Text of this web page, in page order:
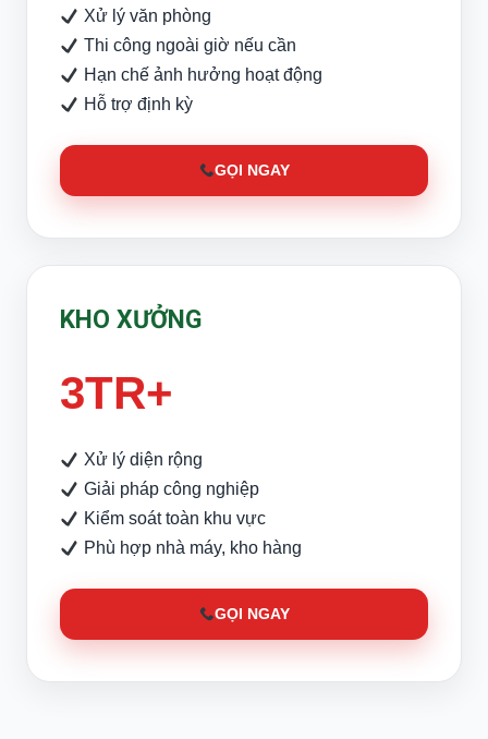
Xử lý văn phòng
Thi công ngoài giờ nếu cần
Hạn chế ảnh hưởng hoạt động
Hỗ trợ định kỳ
GỌI NGAY
KHO XƯỞNG
3TR+
Xử lý diện rộng
Giải pháp công nghiệp
Kiểm soát toàn khu vực
Phù hợp nhà máy, kho hàng
GỌI NGAY